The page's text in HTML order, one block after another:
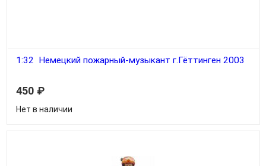
1:32 Немецкий пожарный-музыкант г.Гёттинген 2003
450 ₽
Нет в наличии